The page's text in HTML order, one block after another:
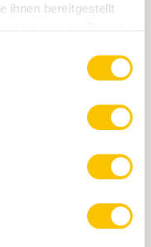
ihnen bereitgestellt